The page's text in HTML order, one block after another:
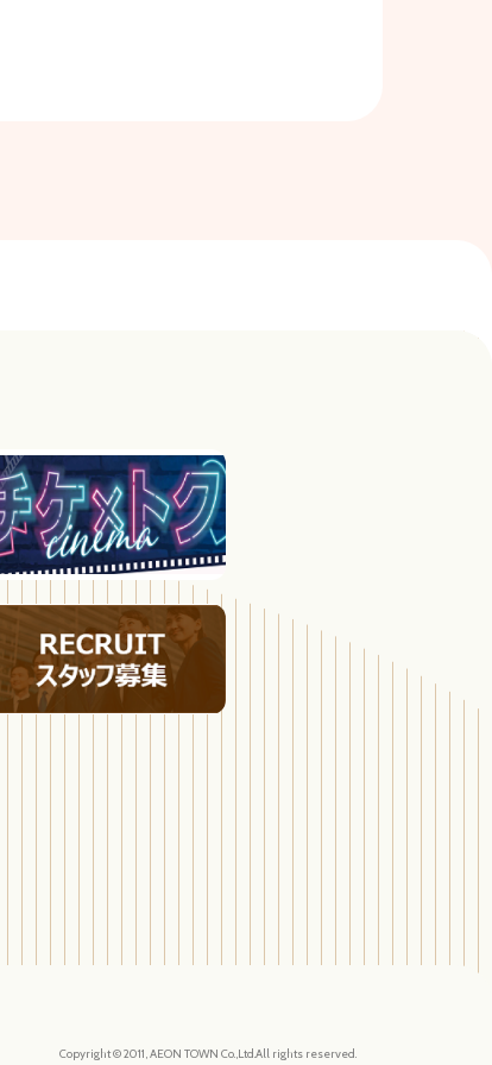
Copyright © 2011, AEON TOWN Co.,Ltd.All rights reserved.